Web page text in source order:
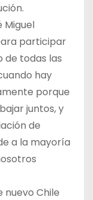
Miguel
participar
de todas las
hay
porque
juntos, y
de
a la mayoría
nuevo Chile